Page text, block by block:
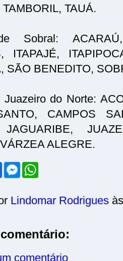
TAUÁ.
Sobral:
ITAPAJÉ,
SÃO BENEDITO,
Juazeiro do Norte:
CAMPOS
JAGUARIBE,
ALEGRE.
F
a
b
o
M
e
e
n
r
s
A
Lindomar Rodrigues
comentário